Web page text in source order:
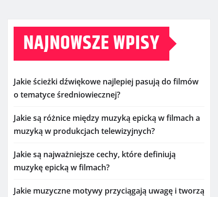
NAJNOWSZE WPISY
Jakie ścieżki dźwiękowe najlepiej pasują do filmów
o tematyce średniowiecznej?
Jakie są różnice między muzyką epicką w filmach a
muzyką w produkcjach telewizyjnych?
Jakie są najważniejsze cechy, które definiują
muzykę epicką w filmach?
Jakie muzyczne motywy przyciągają uwagę i tworzą